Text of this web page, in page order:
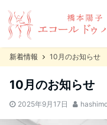
新着情報 10月のお知らせ
10月のお知らせ
2025年9月17日